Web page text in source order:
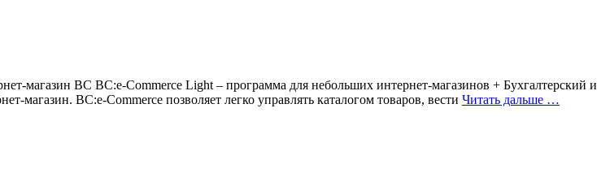
магазин ВС BC:e-Commerce Light – программа для небольших интернет-магазинов + Бухгалтерский и
ВС:e-Commerce позволяет легко управлять каталогом товаров, вести Читать дальше …